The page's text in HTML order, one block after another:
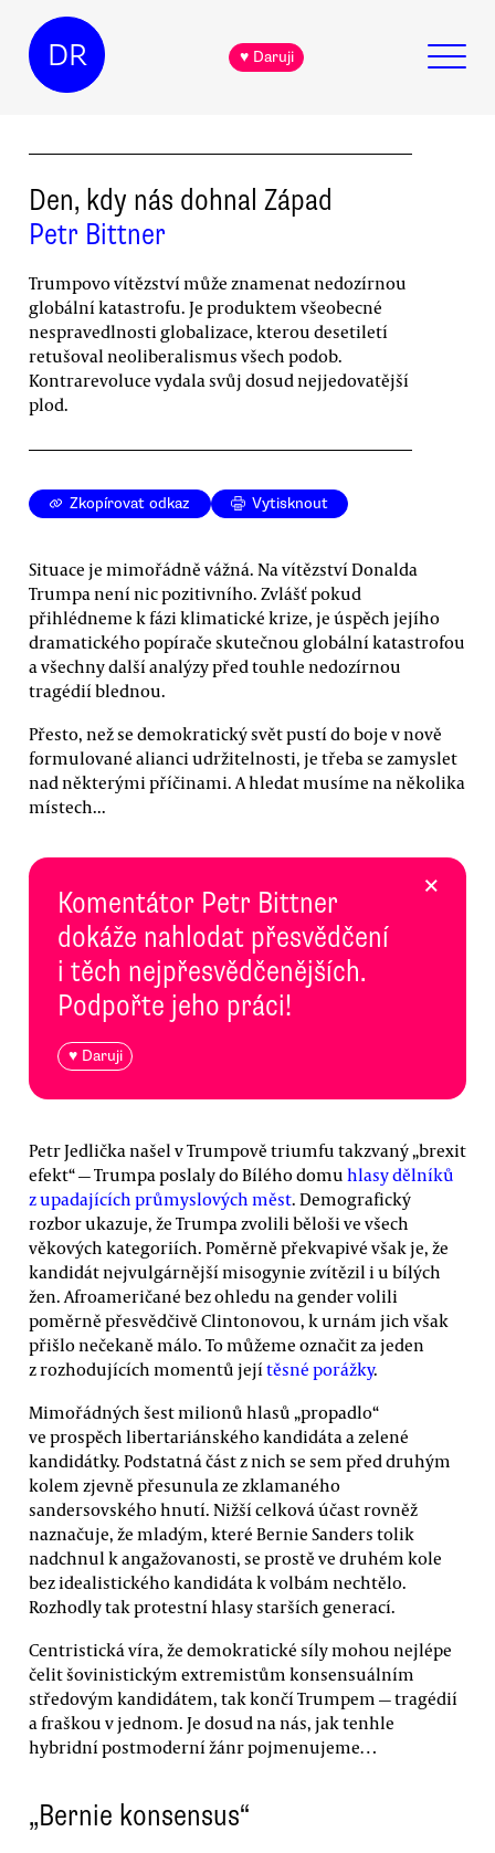
DR ♥ Daruji
Den, kdy nás dohnal Západ
Petr Bittner
Trumpovo vítězství může znamenat nedozírnou
globální katastrofu. Je produktem všeobecné
nespravedlnosti globalizace, kterou desetiletí
retušoval neoliberalismus všech podob.
Kontrarevoluce vydala svůj dosud nejjedovatější
plod.
Zkopírovat odkaz Vytisknout
Situace je mimořádně vážná. Na vítězství Donalda
Trumpa není nic pozitivního. Zvlášť pokud
přihlédneme k fázi klimatické krize, je úspěch jejího
dramatického popírače skutečnou globální katastrofou
a všechny další analýzy před touhle nedozírnou
tragédií blednou.
Přesto, než se demokratický svět pustí do boje v nově
formulované alianci udržitelnosti, je třeba se zamyslet
nad některými příčinami. A hledat musíme na několika
místech...
Komentátor Petr Bittner
dokáže nahlodat přesvědčení
i těch nejpřesvědčenějších.
Podpořte jeho práci!
♥ Daruji
×
Petr Jedlička našel v Trumpově triumfu takzvaný „brexit
efekt“ — Trumpa poslaly do Bílého domu hlasy dělníků
z upadajících průmyslových měst. Demografický
rozbor ukazuje, že Trumpa zvolili běloši ve všech
věkových kategoriích. Poměrně překvapivé však je, že
kandidát nejvulgárnější misogynie zvítězil i u bílých
žen. Afroameričané bez ohledu na gender volili
poměrně přesvědčivě Clintonovou, k urnám jich však
přišlo nečekaně málo. To můžeme označit za jeden
z rozhodujících momentů její těsné porážky.
Mimořádných šest milionů hlasů „propadlo“
ve prospěch libertariánského kandidáta a zelené
kandidátky. Podstatná část z nich se sem před druhým
kolem zjevně přesunula ze zklamaného
sandersovského hnutí. Nižší celková účast rovněž
naznačuje, že mladým, které Bernie Sanders tolik
nadchnul k angažovanosti, se prostě ve druhém kole
bez idealistického kandidáta k volbám nechtělo.
Rozhodly tak protestní hlasy starších generací.
Centristická víra, že demokratické síly mohou nejlépe
čelit šovinistickým extremistům konsensuálním
středovým kandidátem, tak končí Trumpem — tragédií
a fraškou v jednom. Je dosud na nás, jak tenhle
hybridní postmoderní žánr pojmenujeme…
„Bernie konsensus“